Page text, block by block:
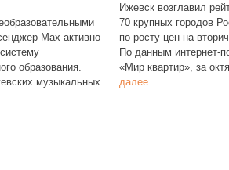
активно
Ижевск возглавил рейтинг
70 крупных городов России
по росту цен на вторичное жилье.
По данным интернет‑портала
«Мир квартир», за октябрь Читать
далее